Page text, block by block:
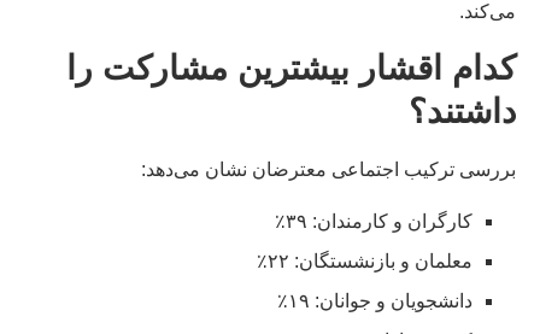
می‌کند.
کدام اقشار بیشترین مشارکت را
داشتند؟
بررسی ترکیب اجتماعی معترضان نشان می‌دهد:
کارگران و کارمندان: ۳۹٪
معلمان و بازنشستگان: ۲۲٪
دانشجویان و جوانان: ۱۹٪